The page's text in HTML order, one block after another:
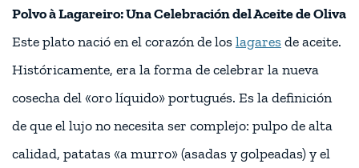
Polvo à Lagareiro: Una Celebración del Aceite de Oliva
Este plato nació en el corazón de loslagaresde aceite.
Históricamente, era la forma de celebrar la nueva
cosecha del «oro líquido» portugués. Es la definición
de que el lujo no necesita ser complejo: pulpo de alta
calidad, patatas «a murro» (asadas y golpeadas) y el